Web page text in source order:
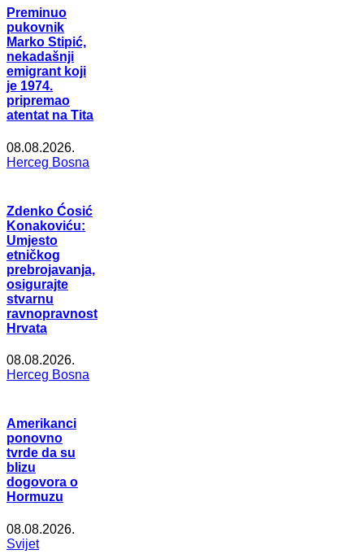
Preminuo
pukovnik
Marko Stipić,
nekadašnji
emigrant koji
je 1974.
pripremao
atentat na Tita
08.08.2026.
Herceg Bosna
Zdenko Ćosić
Konakoviću:
Umjesto
etničkog
prebrojavanja,
osigurajte
stvarnu
ravnopravnost
Hrvata
08.08.2026.
Herceg Bosna
Amerikanci
ponovno
tvrde da su
blizu
dogovora o
Hormuzu
08.08.2026.
Svijet